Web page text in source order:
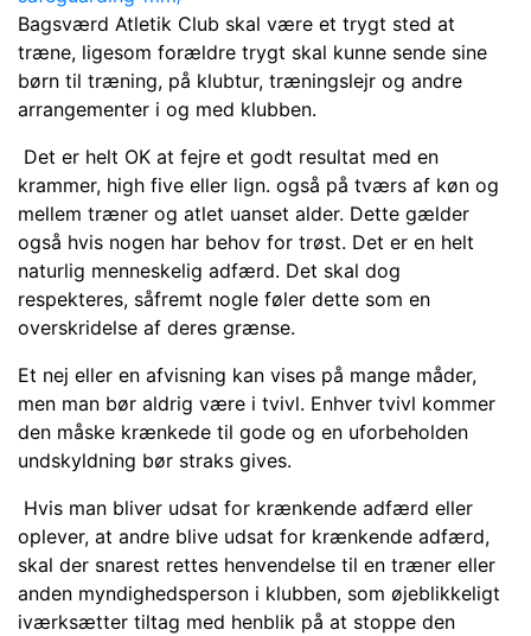
Bagsværd Atletik Club skal være et trygt sted at
træne, ligesom forældre trygt skal kunne sende sine
børn til træning, på klubtur, træningslejr og andre
arrangementer i og med klubben.
Det er helt OK at fejre et godt resultat med en
krammer, high five eller lign. også på tværs af køn og
mellem træner og atlet uanset alder. Dette gælder
også hvis nogen har behov for trøst. Det er en helt
naturlig menneskelig adfærd. Det skal dog
respekteres, såfremt nogle føler dette som en
overskridelse af deres grænse.
Et nej eller en afvisning kan vises på mange måder,
men man bør aldrig være i tvivl. Enhver tvivl kommer
den måske krænkede til gode og en uforbeholden
undskyldning bør straks gives.
Hvis man bliver udsat for krænkende adfærd eller
oplever, at andre blive udsat for krænkende adfærd,
skal der snarest rettes henvendelse til en træner eller
anden myndighedsperson i klubben, som øjeblikkeligt
iværksætter tiltag med henblik på at stoppe den